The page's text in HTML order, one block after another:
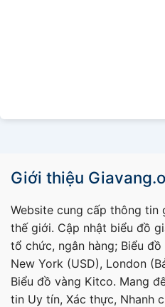
Giới thiệu
Website cung cấp thông tin
thế giới. Cập nhật biểu đồ
tổ chức, ngân hàng; Biểu
New York (USD), London
Biểu đồ vàng Kitco. Mang
tin Uy tín, Xác thực, Nhanh